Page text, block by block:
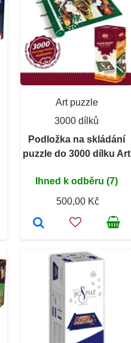
Art puzzle
3000 dílků
Podložka na skládání
puzzle do 3000 dílku Art
Ihned k odběru (7)
500,00 Kč